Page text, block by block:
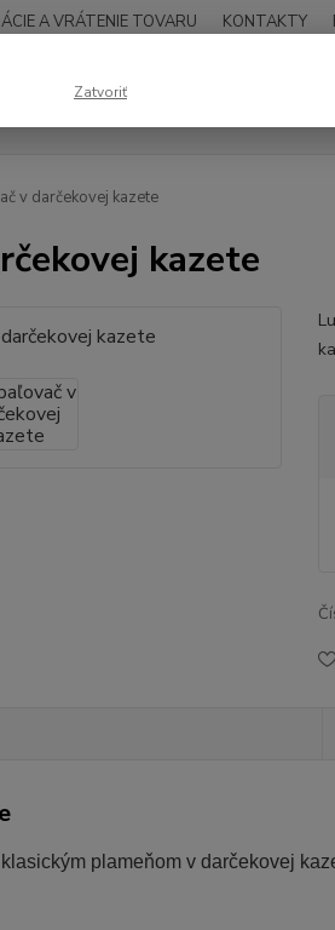
A VRÁTENIE TOVARU KONTAKTY
Hľadať
v darčekovej kazete
kazete
plameňom v darčekovej
Zatvoriť